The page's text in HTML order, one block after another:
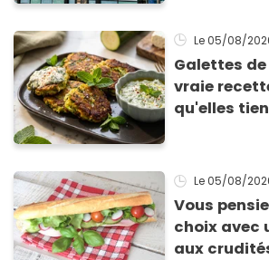
Le 05/08/
Galettes
vraie
qu'elles
Le 05/08/
Vous
choix avec
aux